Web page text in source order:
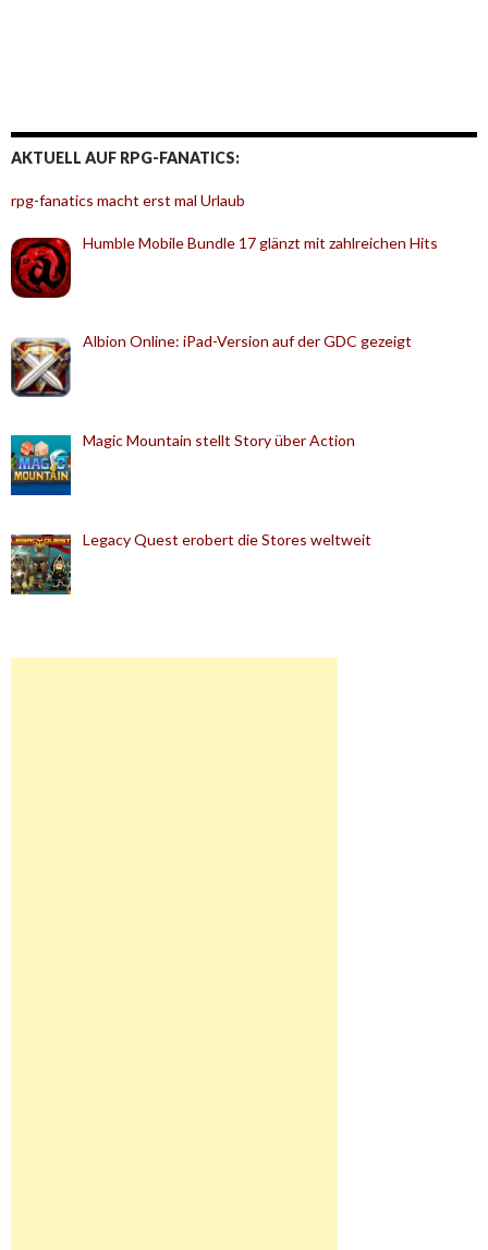
AKTUELL AUF RPG-FANATICS:
rpg-fanatics macht erst mal Urlaub
Humble Mobile Bundle 17 glänzt mit zahlreichen Hits
Albion Online: iPad-Version auf der GDC gezeigt
Magic Mountain stellt Story über Action
Legacy Quest erobert die Stores weltweit